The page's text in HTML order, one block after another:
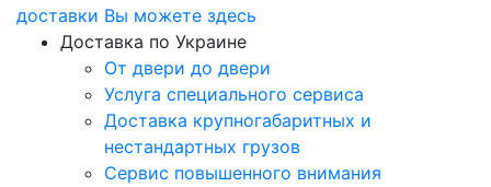
доставки Вы можете здесь
Доставка по Украине
От двери до двери
Услуга специального сервиса
Доставка крупногабаритных и
нестандартных грузов
Сервис повышенного внимания